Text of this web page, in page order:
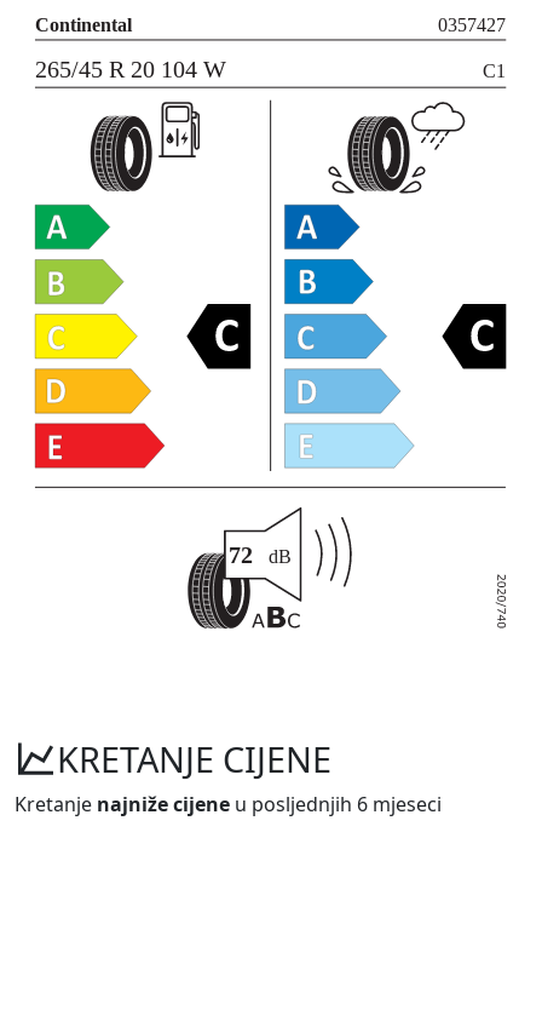
KRETANJE CIJENE
Kretanje najniže cijene u posljednjih 6 mjeseci